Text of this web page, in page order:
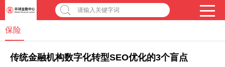
请输入关键字词
保险
传统金融机构数字化转型SEO优化的3个盲点